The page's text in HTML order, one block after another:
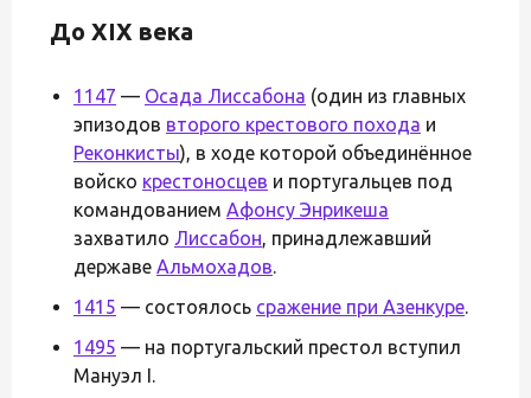
До XIX века
1147 — Осада Лиссабона (один из главных
эпизодов второго крестового похода и
Реконкисты), в ходе которой объединённое
войско крестоносцев и португальцев под
командованием Афонсу Энрикеша
захватило Лиссабон, принадлежавший
державе Альмохадов.
1415 — состоялось сражение при Азенкуре.
1495 — на португальский престол вступил
Мануэл I.